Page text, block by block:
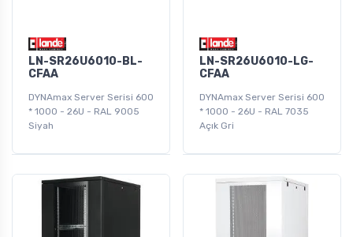
LN-SR26U6010-BL-
CFAA
DYNAmax Server Serisi 600
* 1000 - 26U - RAL 9005
Siyah
LN-SR26U6010-LG-
CFAA
DYNAmax Server Serisi 600
* 1000 - 26U - RAL 7035
Açık Gri